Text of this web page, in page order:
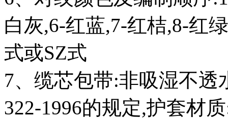
白灰,6-红蓝,7-红桔,8-红
式或SZ式
7、缆芯包带:非吸湿不
322-1996的规定,护套材